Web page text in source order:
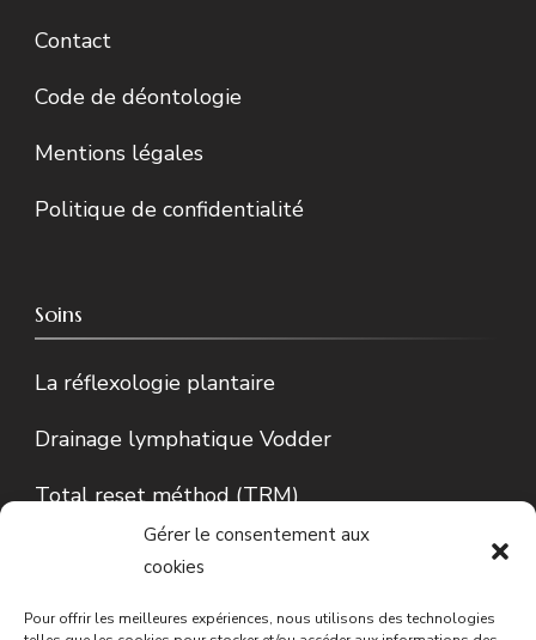
Gérer le consentement aux
cookies
Pour offrir les meilleures expériences, nous utilisons des technologies
Contact
Code de déontologie
Mentions légales
Politique de confidentialité
Soins
La réflexologie plantaire
Drainage lymphatique Vodder
Total reset méthod (TRM)
Conseils en phytothérapie